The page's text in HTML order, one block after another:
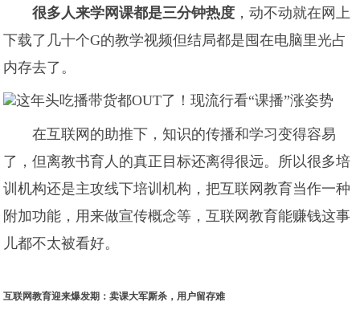
很多人来学网课都是三分钟热度 ，动不动就在网上
下载了几十个G的教学视频但结局都是囤在电脑里光占
内存去了。
在互联网的助推下，知识的传播和学习变得容易
了，但离教书育人的真正目标还离得很远。所以很多培
训机构还是主攻线下培训机构，把互联网教育当作一种
附加功能，用来做宣传概念等，互联网教育能赚钱这事
儿都不太被看好。
互联网教育迎来爆发期：卖课大军厮杀，用户留存难